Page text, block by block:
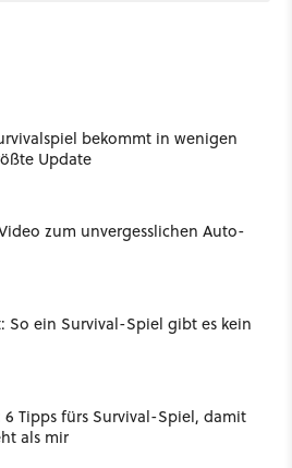
bekommt in wenigen
Update
zum unvergesslichen Auto-
So ein Survival-Spiel gibt es kein
6 Tipps fürs Survival-Spiel, damit
als mir